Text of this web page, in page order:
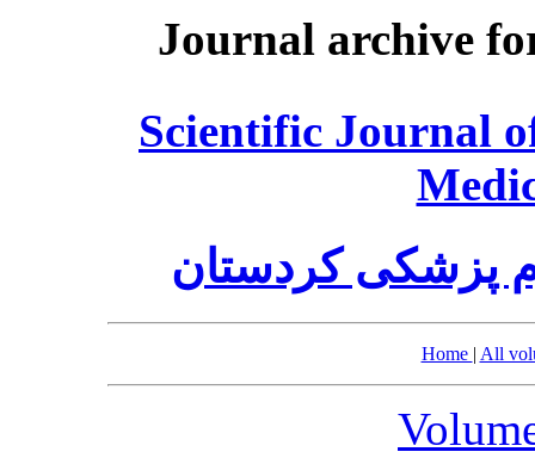
Journal archive
Scientific Journal
پزشکی کردستان
Home | All